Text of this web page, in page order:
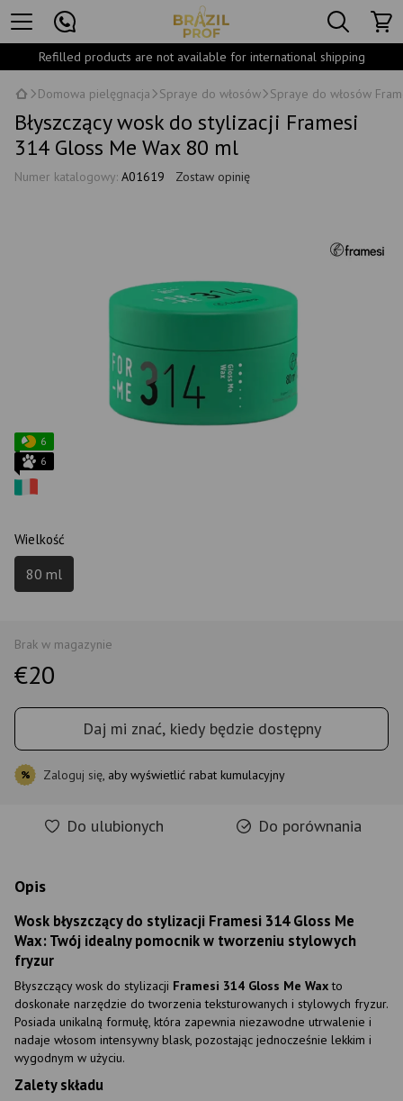
Refilled products are not available for international shipping
Domowa pielęgnacja Spraye do włosów Spraye do włosów
Błyszczący wosk do stylizacji Framesi
314 Gloss Me Wax 80 ml
Numer katalogowy: A01619 Zostaw opinię
6
6
Wielkość
80 ml
Brak w magazynie
€20
Daj mi znać, kiedy będzie dostępny
% Zaloguj się , aby wyświetlić rabat kumulacyjny
Do ulubionych Do porównania
Opis
Wosk błyszczący do stylizacji Framesi 314 Gloss Me
Wax: Twój idealny pomocnik w tworzeniu stylowych
fryzur
Błyszczący wosk do stylizacji Framesi 314 Gloss Me Waxto
doskonałe narzędzie do tworzenia teksturowanych i stylowych fryzur.
Posiada unikalną formułę, która zapewnia niezawodne utrwalenie i
nadaje włosom intensywny blask, pozostając jednocześnie lekkim i
wygodnym w użyciu.
Zalety składu